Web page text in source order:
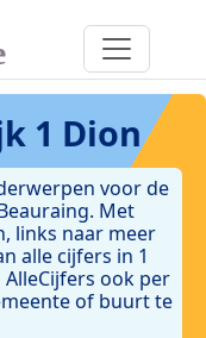
1 Dion
voor de
Met
links naar meer
alle cijfers in 1
ook per
of buurt te